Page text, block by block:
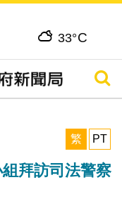
33°C
搜尋
繁
PT
拜訪司法警察